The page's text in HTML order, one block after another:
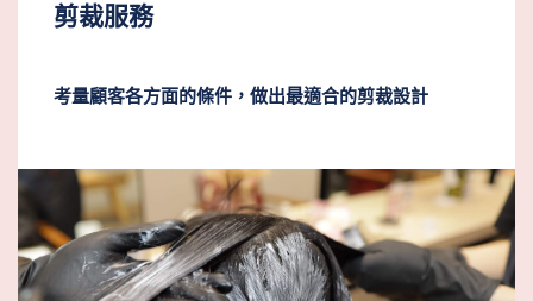
剪裁服務
考量顧客各方面的條件，做出最適合的剪裁設計